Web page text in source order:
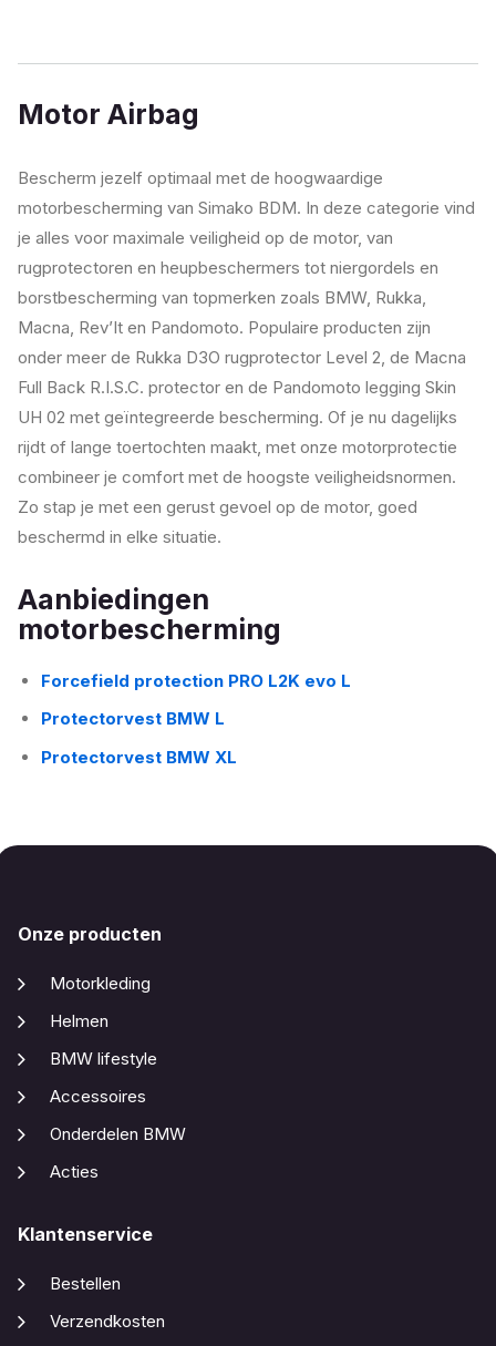
Motor Airbag
Bescherm jezelf optimaal met de hoogwaardige
motorbescherming van Simako BDM. In deze categorie vind
je alles voor maximale veiligheid op de motor, van
rugprotectoren en heupbeschermers tot niergordels en
borstbescherming van topmerken zoals BMW, Rukka,
Macna, Rev’It en Pandomoto. Populaire producten zijn
onder meer de Rukka D3O rugprotector Level 2, de Macna
Full Back R.I.S.C. protector en de Pandomoto legging Skin
UH 02 met geïntegreerde bescherming. Of je nu dagelijks
rijdt of lange toertochten maakt, met onze motorprotectie
combineer je comfort met de hoogste veiligheidsnormen.
Zo stap je met een gerust gevoel op de motor, goed
beschermd in elke situatie.
Aanbiedingen
motorbescherming
Forcefield protection PRO L2K evo L
Protectorvest BMW L
Protectorvest BMW XL
Onze producten
Motorkleding
Helmen
BMW lifestyle
Accessoires
Onderdelen BMW
Acties
Klantenservice
Bestellen
Verzendkosten